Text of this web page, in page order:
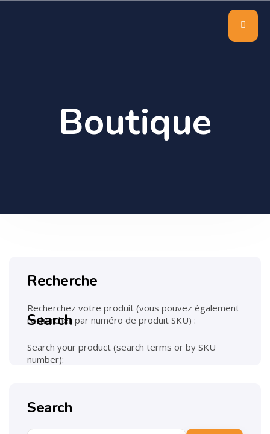
Boutique
Recherche
Recherchez votre produit (vous pouvez également
rechercher par numéro de produit SKU) :
Search
Search your product (search terms or by SKU
number):
Search